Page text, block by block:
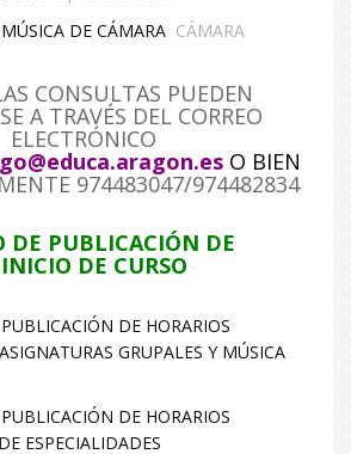
DE CÁMARA CÁMARA
CONSULTAS PUEDEN
A TRAVÉS DEL CORREO
ELECTRÓNICO
O BIEN
974483047/974482834
DE PUBLICACIÓN DE
DE CURSO
DE HORARIOS
GRUPALES Y MÚSICA
DE HORARIOS
ESPECIALIDADES